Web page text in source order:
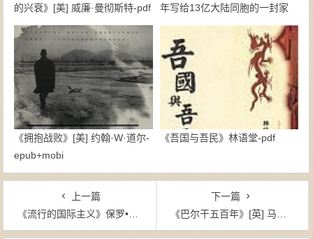
的兴衰》[美] 威廉·曼彻斯特-pdf
年写给13亿大陆同胞的一封家
书》廖信忠-epub+mobi
《拥抱战败》[美] 约翰·W·道尔-
epub+mobi
《吾国与吾民》林语堂-pdf
上一篇
《流行的国际主义》保罗•克鲁格曼（作者）-epub+mobi+azw3
下一篇
《巴尔干五百年》[英] 马克·梅佐尔（作者）-epub+mobi+azw3